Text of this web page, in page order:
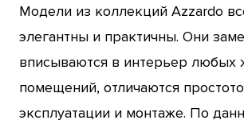
Модели из коллекций Azzardo
элегантны и практичны. Они
вписываются в интерьер любых
помещений, отличаются
эксплуатации и монтаже. По